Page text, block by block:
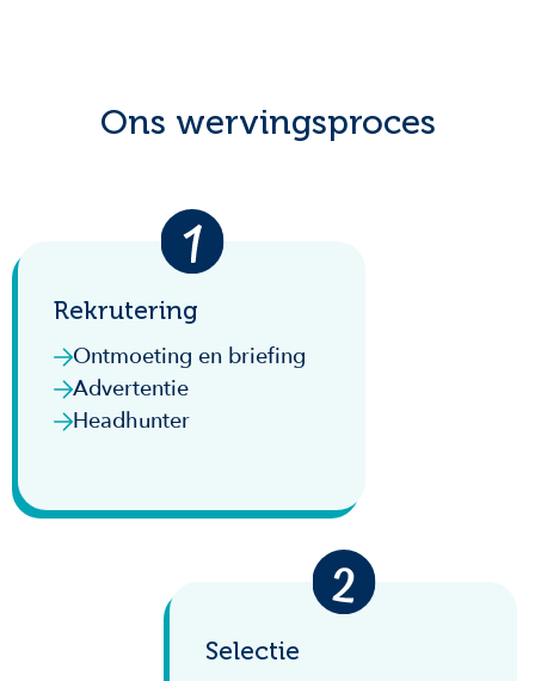
Ons wervingsproces
Rekrutering
Ontmoeting en briefing
Advertentie
Headhunter
Selectie